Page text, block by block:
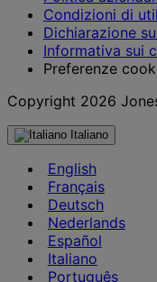
Condizioni di
Dichiarazione
Informativa sui
Preferenze
Copyright 2026
Italiano
English
Français
Deutsch
Nederlands
Español
Italiano
Português